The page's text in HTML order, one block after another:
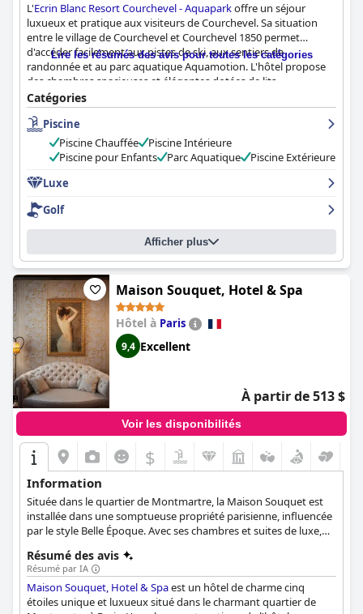
L'Ecrin Blanc Resort Courchevel - Aquaparkoffre un séjour
luxueux et pratique aux visiteurs de Courchevel. Sa situation
entre le village de Courchevel et Courchevel 1850 permet
d'accéder facilement aux pistes de ski, aux sentiers de
randonnée et au parc aquatique Aquamotion. L'hôtel propose
des chambres spacieuses et élégantes dotées de lits
confortables et de beaux balcons. Les menus du petit déjeuner
et du dîner ont fait l'objet de critiques mitigées, mais la qualité
de la nourriture a toujours été élevée. La propreté de l'hôtel et le
personnel attentif ont été salués par les clients. Les familles avec
enfants apprécieront l'accès pratique au parc aquatique et aux
équipements de l'hôtel, tandis que les amateurs de ski
apprécieront la location de skis, le service de voiturier et les
Courchevel - Aquapark
clients qui recherchent les meilleures vacances au ski.
Lire les résumés des avis pour toutes les catégories
Catégories
Piscine
Piscine Chauffée
Piscine Intérieure
Piscine pour Enfants
Parc Aquatique
Piscine Extérieure
Luxe
Golf
Afficher plus
Maison Souquet, Hotel & Spa
Hôtel à Paris
9,4 Excellent
À partir de 513 $
Voir les disponibilités
$
Information
Située dans le quartier de Montmartre, la Maison Souquet est
installée dans une somptueuse propriété parisienne, influencée
par le style Belle Époque. Avec ses chambres et suites de luxe,
Maison Souquet est un véritable joyau de Paris que tous les
clients devraient découvrir.
Résumé des avis
Résumé par IA
Maison Souquet, Hotel & Spaest un hôtel de charme cinq
étoiles unique et luxueux situé dans le charmant quartier de